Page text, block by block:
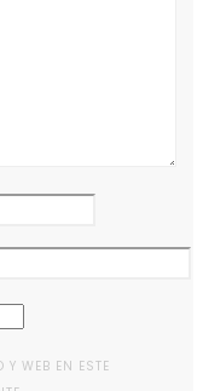
Y WEB EN ESTE